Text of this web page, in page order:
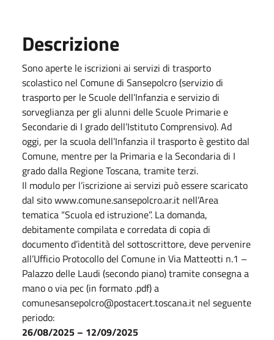
Descrizione
Sono aperte le iscrizioni ai servizi di trasporto
scolastico nel Comune di Sansepolcro (servizio di
trasporto per le Scuole dell’Infanzia e servizio di
sorveglianza per gli alunni delle Scuole Primarie e
Secondarie di I grado dell’Istituto Comprensivo). Ad
oggi, per la scuola dell’Infanzia il trasporto è gestito dal
Comune, mentre per la Primaria e la Secondaria di I
grado dalla Regione Toscana, tramite terzi.
Il modulo per l’iscrizione ai servizi può essere scaricato
dal sito www.comune.sansepolcro.ar.it nell’Area
tematica “Scuola ed istruzione”. La domanda,
debitamente compilata e corredata di copia di
documento d’identità del sottoscrittore, deve pervenire
all’Ufficio Protocollo del Comune in Via Matteotti n.1 –
Palazzo delle Laudi (secondo piano) tramite consegna a
mano o via pec (in formato .pdf) a
comunesansepolcro@postacert.toscana.it nel seguente
periodo:
26/08/2025 – 12/09/2025